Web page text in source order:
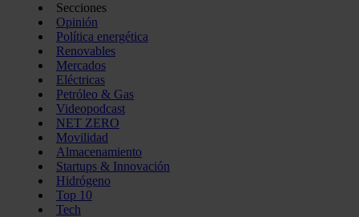
Secciones
Opinión
Política energética
Renovables
Mercados
Eléctricas
Petróleo & Gas
Videopodcast
NET ZERO
Movilidad
Almacenamiento
Startups & Innovación
Hidrógeno
Top 10
Tech